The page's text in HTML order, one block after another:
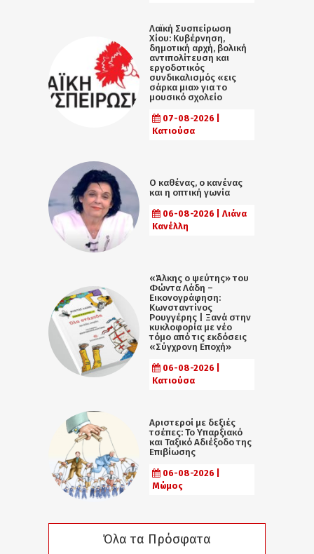
Λαϊκή Συσπείρωση
Χίου: Κυβέρνηση,
δημοτική αρχή, βολική
αντιπολίτευση και
εργοδοτικός
συνδικαλισμός «εις
σάρκα μια» για το
μουσικό σχολείο
07-08-2026 |
Κατιούσα
Ο καθένας, ο κανένας
και η οπτική γωνία
06-08-2026 | Λιάνα
Κανέλλη
«Άλκης ο ψεύτης» του
Φώντα Λάδη –
Εικονογράφηση:
Κωνσταντίνος
Ρουγγέρης | Ξανά στην
κυκλοφορία με νέο
τόμο από τις εκδόσεις
«Σύγχρονη Εποχή»
06-08-2026 |
Κατιούσα
Αριστεροί με δεξιές
τσέπες: Το Υπαρξιακό
και Ταξικό Αδιέξοδο της
Επιβίωσης
06-08-2026 |
Μώμος
Όλα τα Πρόσφατα